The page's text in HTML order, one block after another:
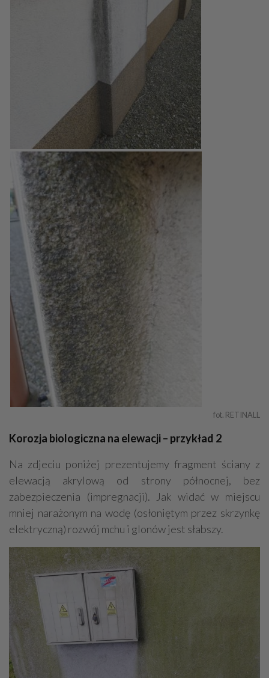
fot. RETINALL
Korozja biologiczna na elewacji – przykład 2
Na zdjeciu poniżej prezentujemy fragment ściany z
elewacją akrylową od strony północnej, bez
zabezpieczenia (impregnacji). Jak widać w miejscu
mniej narażonym na wodę (osłoniętym przez skrzynkę
elektryczną) rozwój mchu i glonów jest słabszy.